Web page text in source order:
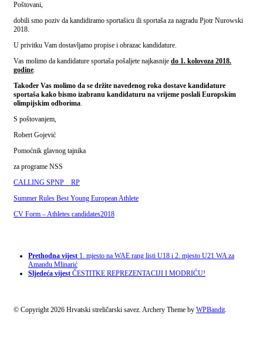
Poštovani,
dobili smo poziv da kandidiramo sportašicu ili sportaša za nagradu Pjotr Nurowski
2018.
U privitku Vam dostavljamo propise i obrazac kandidature.
Vas molimo da kandidature sportaša pošaljete najkasnije do 1. kolovoza 2018.
godine.
Također Vas molimo da se držite navedenog roka dostave kandidature
sportaša kako bismo izabranu kandidaturu na vrijeme poslali Europskim
olimpijskim odborima.
S poštovanjem,
Robert Gojević
Pomoćnik glavnog tajnika
za programe NSS
CALLING SPNP__RP
Summer Rules Best Young European Athlete
CV Form – Athletes candidates2018
Prethodna vijest 1. mjesto na WAE rang listi U18 i 2. mjesto U21 WA za
Amandu Mlinarić
Sljedeća vijest ČESTITKE REPREZENTACIJI I MODRIĆU!
© Copyright 2026 Hrvatski streličarski savez. Archery Theme by WPBandit.